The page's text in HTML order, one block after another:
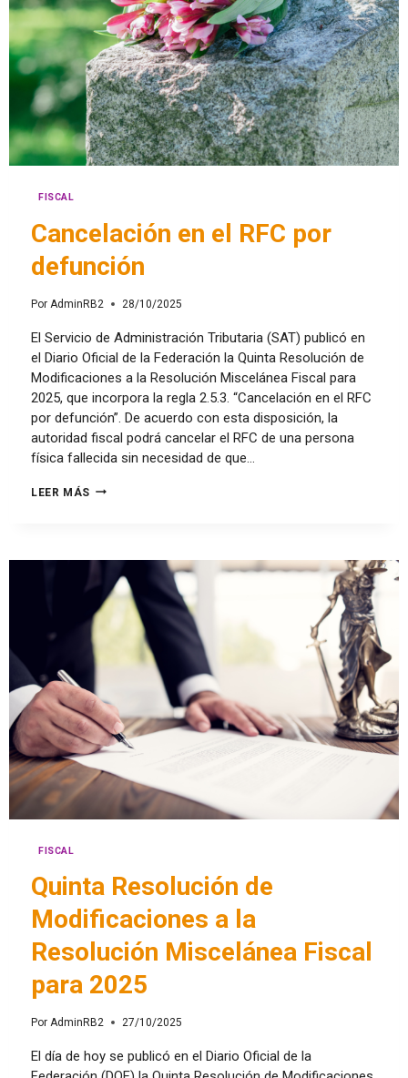
FISCAL
Cancelación en el RFC por
defunción
Por AdminRB2 28/10/2025
El Servicio de Administración Tributaria (SAT) publicó en
el Diario Oficial de la Federación la Quinta Resolución de
Modificaciones a la Resolución Miscelánea Fiscal para
2025, que incorpora la regla 2.5.3. “Cancelación en el RFC
por defunción”. De acuerdo con esta disposición, la
autoridad fiscal podrá cancelar el RFC de una persona
física fallecida sin necesidad de que…
LEER MÁS
FISCAL
Quinta Resolución de
Modificaciones a la
Resolución Miscelánea Fiscal
para 2025
Por AdminRB2 27/10/2025
El día de hoy se publicó en el Diario Oficial de la